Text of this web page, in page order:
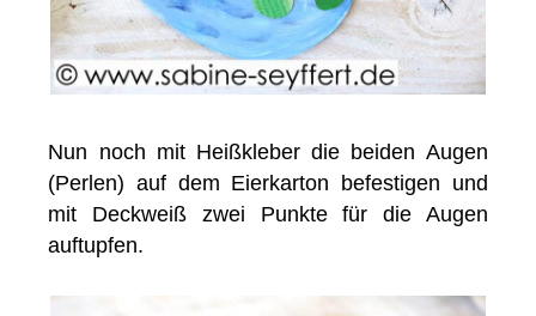
Nun noch mit Heißkleber die beiden Augen
(Perlen) auf dem Eierkarton befestigen und
mit Deckweiß zwei Punkte für die Augen
auftupfen.